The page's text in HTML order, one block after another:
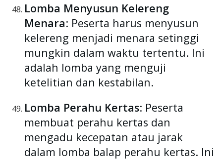
Lomba Menyusun Kelereng
Menara: Peserta harus menyusun
kelereng menjadi menara setinggi
mungkin dalam waktu tertentu. Ini
adalah lomba yang menguji
ketelitian dan kestabilan.
Lomba Perahu Kertas: Peserta
membuat perahu kertas dan
mengadu kecepatan atau jarak
dalam lomba balap perahu kertas. Ini